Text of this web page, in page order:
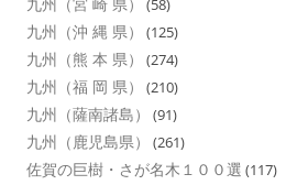
九州（宮 崎 県） (58)
九州（沖 縄 県） (125)
九州（熊 本 県） (274)
九州（福 岡 県） (210)
九州（薩南諸島） (91)
九州（鹿児島県） (261)
佐賀の巨樹・さが名木１００選 (117)